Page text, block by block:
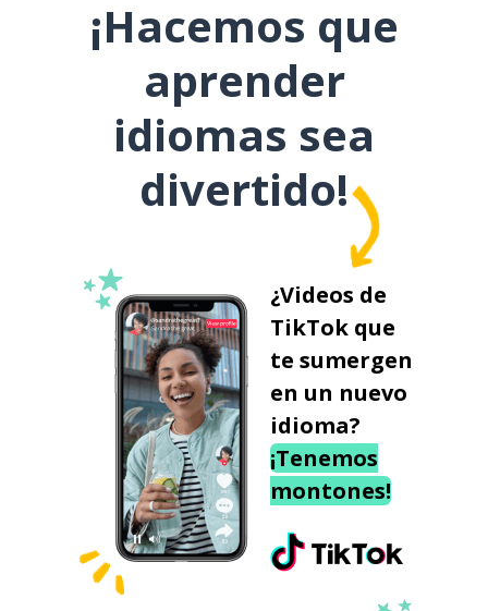
¡Hacemos que
aprender
idiomas sea
divertido!
¿Videos de
TikTok que
te sumergen
en un nuevo
idioma?
¡Tenemos
montones!